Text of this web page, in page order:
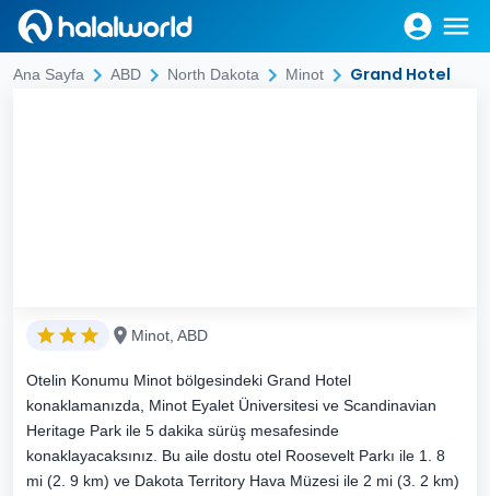
Ana Sayfa ABD North Dakota Minot Grand Hotel
Minot, ABD
Otelin Konumu Minot bölgesindeki Grand Hotel
konaklamanızda, Minot Eyalet Üniversitesi ve Scandinavian
Heritage Park ile 5 dakika sürüş mesafesinde
konaklayacaksınız. Bu aile dostu otel Roosevelt Parkı ile 1. 8
mi (2. 9 km) ve Dakota Territory Hava Müzesi ile 2 mi (3. 2 km)